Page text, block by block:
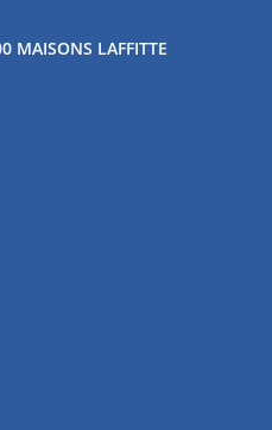
MAISONS LAFFITTE